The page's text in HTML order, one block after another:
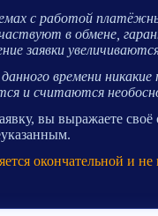
с работой
в обмене,
заявки
времени никакие
и считаются
вы выражаете своё
окончательной и